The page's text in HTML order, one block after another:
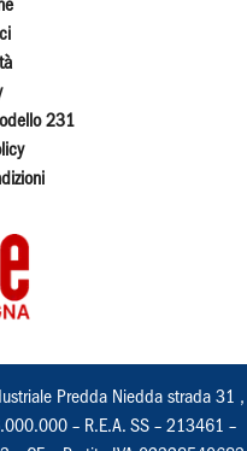
231
Predda Niedda strada 31 ,
– R.E.A. SS – 213461 –